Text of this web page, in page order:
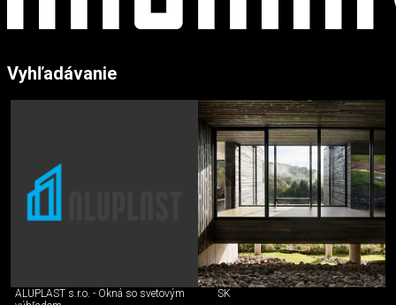
Vyhľadávanie
ALUPLAST s.r.o. - Okná so svetovým
SK